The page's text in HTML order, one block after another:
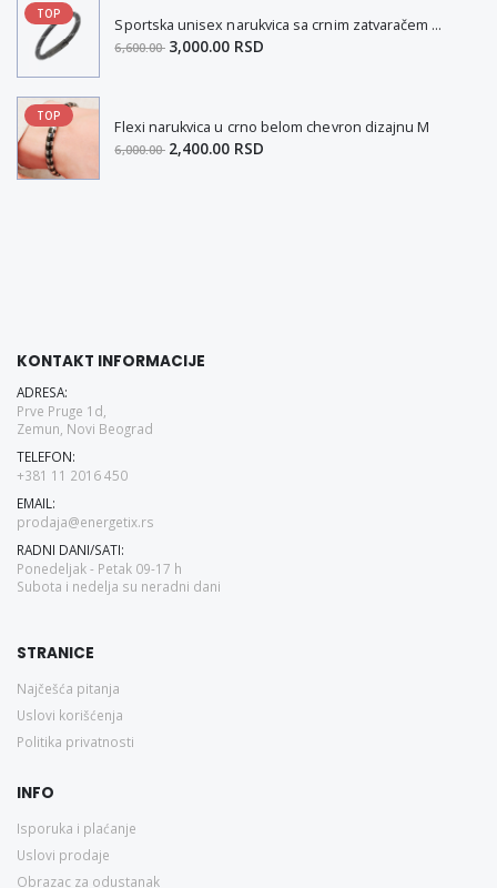
TOP
Sportska unisex narukvica sa crnim zatvaračem od nerđajućeg čelika i magnetom M
6,600.00 3,000.00 RSD
TOP
Flexi narukvica u crno belom chevron dizajnu M
6,000.00 2,400.00 RSD
KONTAKT INFORMACIJE
ADRESA:
Prve Pruge 1d,
Zemun, Novi Beograd
TELEFON:
+381 11 2016 450
EMAIL:
prodaja@energetix.rs
RADNI DANI/SATI:
Ponedeljak - Petak 09-17 h
Subota i nedelja su neradni dani
STRANICE
Najčešća pitanja
Uslovi korišćenja
Politika privatnosti
INFO
Isporuka i plaćanje
Uslovi prodaje
Obrazac za odustanak